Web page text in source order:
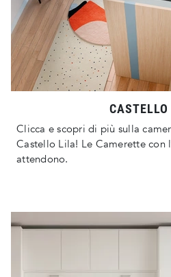
Clicca e scopri di più sulla
Castello Lila! Le Camerette
attendono.